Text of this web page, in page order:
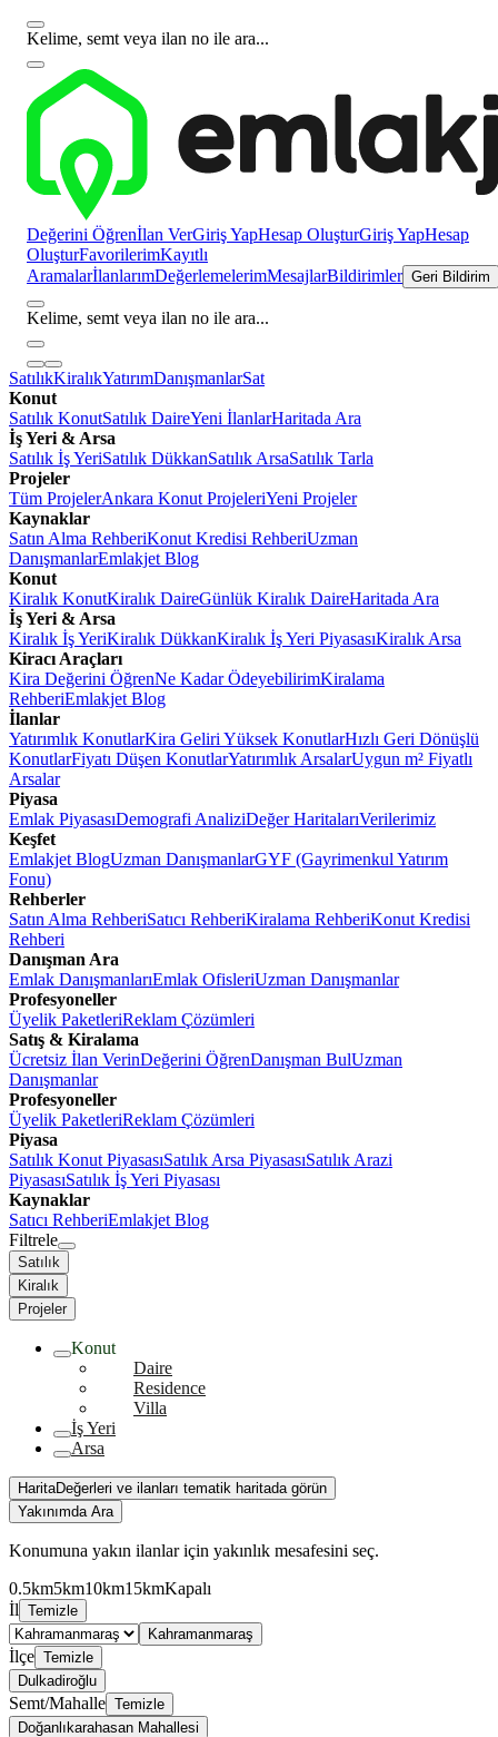
Kelime, semt veya ilan no ile ara...
Değerini Öğrenİlan VerGiriş YapHesap OluşturGiriş YapHesap
OluşturFavorilerimKayıtlı
AramalarİlanlarımDeğerlemelerimMesajlarBildirimler Geri Bildirim
Kelime, semt veya ilan no ile ara...
SatılıkKiralıkYatırımDanışmanlarSat
Konut
Satılık KonutSatılık DaireYeni İlanlarHaritada Ara
İş Yeri & Arsa
Satılık İş YeriSatılık DükkanSatılık ArsaSatılık Tarla
Projeler
Tüm ProjelerAnkara Konut ProjeleriYeni Projeler
Kaynaklar
Satın Alma RehberiKonut Kredisi RehberiUzman
DanışmanlarEmlakjet Blog
Konut
Kiralık KonutKiralık DaireGünlük Kiralık DaireHaritada Ara
İş Yeri & Arsa
Kiralık İş YeriKiralık DükkanKiralık İş Yeri PiyasasıKiralık Arsa
Kiracı Araçları
Kira Değerini ÖğrenNe Kadar ÖdeyebilirimKiralama
RehberiEmlakjet Blog
İlanlar
Yatırımlık KonutlarKira Geliri Yüksek KonutlarHızlı Geri Dönüşlü
KonutlarFiyatı Düşen KonutlarYatırımlık ArsalarUygun m² Fiyatlı
Arsalar
Piyasa
Emlak PiyasasıDemografi AnaliziDeğer HaritalarıVerilerimiz
Keşfet
Emlakjet BlogUzman DanışmanlarGYF (Gayrimenkul Yatırım
Fonu)
Rehberler
Satın Alma RehberiSatıcı RehberiKiralama RehberiKonut Kredisi
Rehberi
Danışman Ara
Emlak DanışmanlarıEmlak OfisleriUzman Danışmanlar
Profesyoneller
Üyelik PaketleriReklam Çözümleri
Satış & Kiralama
Ücretsiz İlan VerinDeğerini ÖğrenDanışman BulUzman
Danışmanlar
Profesyoneller
Üyelik PaketleriReklam Çözümleri
Piyasa
Satılık Konut PiyasasıSatılık Arsa PiyasasıSatılık Arazi
PiyasasıSatılık İş Yeri Piyasası
Kaynaklar
Satıcı RehberiEmlakjet Blog
Filtrele
Satılık
Kiralık
Projeler
Konut
Daire
Residence
Villa
İş Yeri
Arsa
HaritaDeğerleri ve ilanları tematik haritada görün
Yakınımda Ara
Konumuna yakın ilanlar için yakınlık mesafesini seç.
0.5km5km10km15kmKapalı
İl Temizle
Kahramanmaraş
İlçe Temizle
Dulkadiroğlu
Semt/Mahalle Temizle
Doğanlıkarahasan Mahallesi